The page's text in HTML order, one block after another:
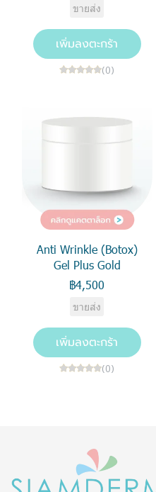
ขายส่ง
เพิ่มลงตะกร้า
(0)
Anti Wrinkle (Botox)
Gel Plus Gold
฿4,500
ขายส่ง
เพิ่มลงตะกร้า
(0)